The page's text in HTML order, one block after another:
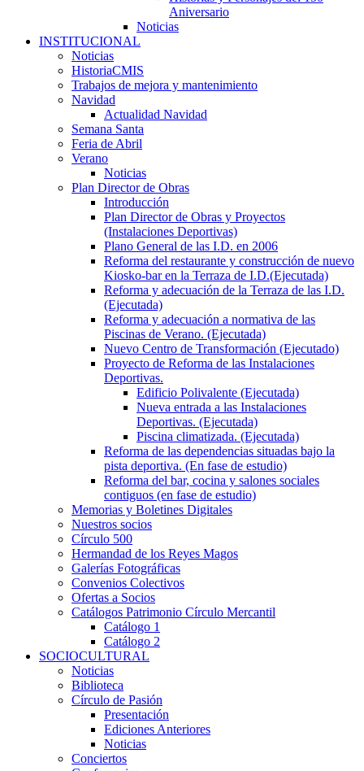
Aniversario
Noticias
INSTITUCIONAL
Noticias
HistoriaCMIS
Trabajos de mejora y mantenimiento
Navidad
Actualidad Navidad
Semana Santa
Feria de Abril
Verano
Noticias
Plan Director de Obras
Introducción
Plan Director de Obras y Proyectos
(Instalaciones Deportivas)
Plano General de las I.D. en 2006
Reforma del restaurante y construcción de nuevo
Kiosko-bar en la Terraza de I.D.(Ejecutada)
Reforma y adecuación de la Terraza de las I.D.
(Ejecutada)
Reforma y adecuación a normativa de las
Piscinas de Verano. (Ejecutada)
Nuevo Centro de Transformación (Ejecutado)
Proyecto de Reforma de las Instalaciones
Deportivas.
Edificio Polivalente (Ejecutada)
Nueva entrada a las Instalaciones
Deportivas. (Ejecutada)
Piscina climatizada. (Ejecutada)
Reforma de las dependencias situadas bajo la
pista deportiva. (En fase de estudio)
Reforma del bar, cocina y salones sociales
contiguos (en fase de estudio)
Memorias y Boletines Digitales
Nuestros socios
Círculo 500
Hermandad de los Reyes Magos
Galerías Fotográficas
Convenios Colectivos
Ofertas a Socios
Catálogos Patrimonio Círculo Mercantil
Catálogo 1
Catálogo 2
SOCIOCULTURAL
Noticias
Biblioteca
Círculo de Pasión
Presentación
Ediciones Anteriores
Noticias
Conciertos